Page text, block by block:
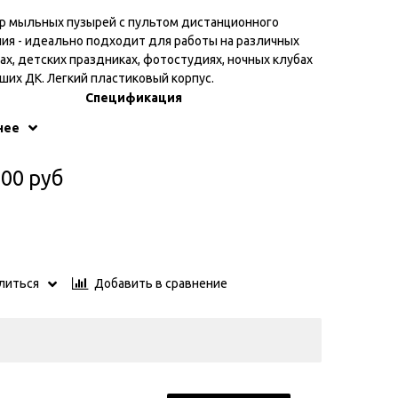
мыльных пузырей c пультом дистанционного
- идеально подходит для работы на различных
детских праздниках, фотостудиях, ночных клубах
ДК. Легкий пластиковый корпус.
Спецификация
модели
питания, В
руб
Добавить в сравнение